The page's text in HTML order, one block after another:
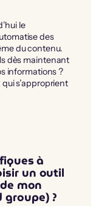
le
des
du contenu.
dès maintenant
informations ?
qui s’approprient
à
un outil
mon
groupe) ?